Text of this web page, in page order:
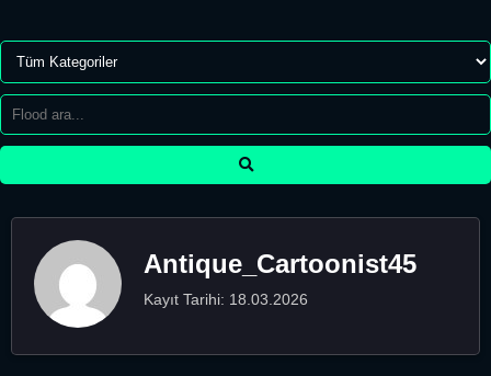
Antique_Cartoonist45
Kayıt Tarihi: 18.03.2026